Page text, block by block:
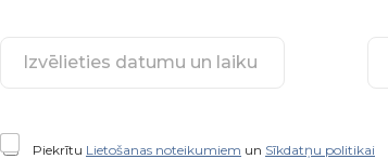
Piekrītu Lietošanas noteikumiem un Sīkdatņu politikai